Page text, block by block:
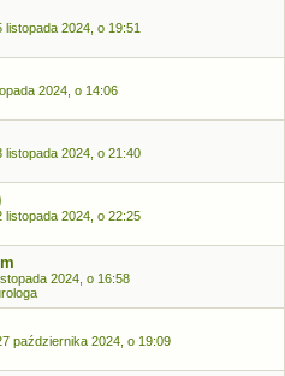
listopada 2024, o 19:51
2024, o 14:06
listopada 2024, o 21:40
listopada 2024, o 22:25
2024, o 16:58
października 2024, o 19:09